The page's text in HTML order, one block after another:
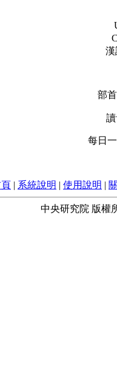
漢
部
每日
| 系統說明 | 使用說明 |
中央研究院 版權